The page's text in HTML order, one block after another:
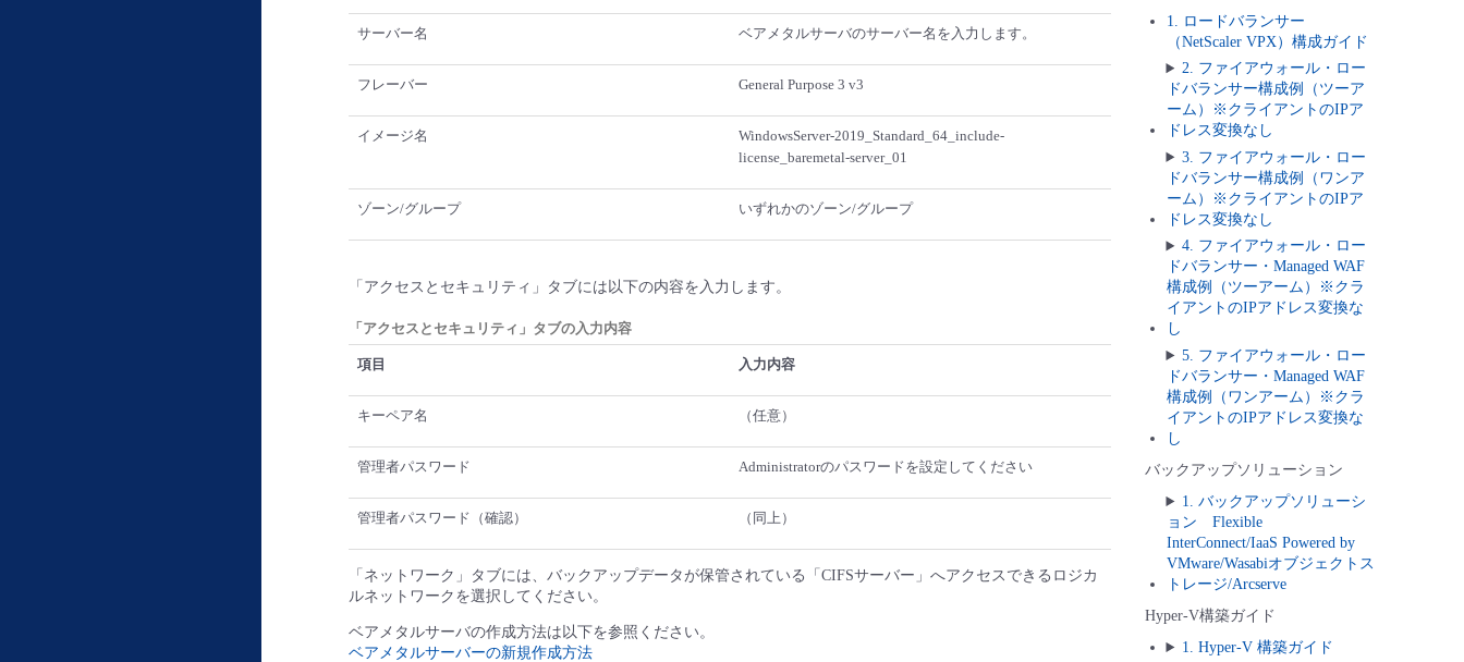
サーバー名 ベアメタルサーバのサーバー名を入力します。
フレーバー General Purpose 3 v3
イメージ名
WindowsServer-2019_Standard_64_include-
license_baremetal-server_01
ゾーン/グループ いずれかのゾーン/グループ
「アクセスとセキュリティ」タブには以下の内容を入力します。
「アクセスとセキュリティ」タブの入力内容
項目 入力内容
キーペア名 （任意）
管理者パスワード Administratorのパスワードを設定してください
管理者パスワード（確認） （同上）
「ネットワーク」タブには、バックアップデータが保管されている「CIFSサーバー」へアクセスできるロジカ
ルネットワークを選択してください。
ベアメタルサーバの作成方法は以下を参照ください。
ベアメタルサーバーの新規作成方法
1. ロードバランサー
（NetScaler VPX）構成ガイド
2. ファイアウォール・ロー
ドバランサー構成例（ツーア
ーム）※クライアントのIPア
ドレス変換なし
3. ファイアウォール・ロー
ドバランサー構成例（ワンア
ーム）※クライアントのIPア
ドレス変換なし
4. ファイアウォール・ロー
ドバランサー・Managed WAF
構成例（ツーアーム）※クラ
イアントのIPアドレス変換な
し
5. ファイアウォール・ロー
ドバランサー・Managed WAF
構成例（ワンアーム）※クラ
イアントのIPアドレス変換な
し
バックアップソリューション
1. バックアップソリューシ
ョン Flexible
InterConnect/IaaS Powered by
VMware/Wasabiオブジェクトス
トレージ/Arcserve
Hyper-V構築ガイド
1. Hyper-V 構築ガイド